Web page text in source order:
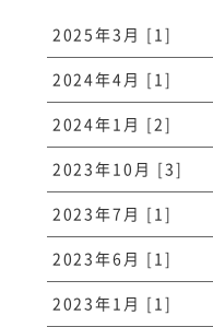
2025年3月 [1]
2024年4月 [1]
2024年1月 [2]
2023年10月 [3]
2023年7月 [1]
2023年6月 [1]
2023年1月 [1]